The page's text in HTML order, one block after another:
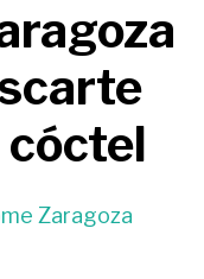
cóctel
Zaragoza